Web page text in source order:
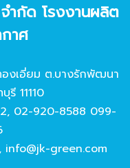
ากัด โรงงานผลิต
าศ
งเอี่ยม ต.บางรักพัฒนา
รี 11110
, 02-920-8588 099-
, info@jk-green.com